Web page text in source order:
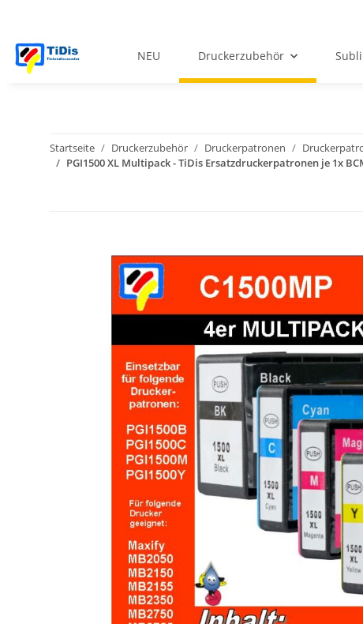
NEU Druckerzubehör
Startseite Druckerzubehör Druckerpatronen
PGI1500 XL Multipack - TiDis Ersatzdruckerpatronen je 1x